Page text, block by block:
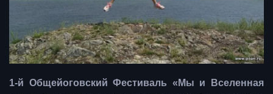
1-й Общейоговский Фестиваль «Мы и Вселенная